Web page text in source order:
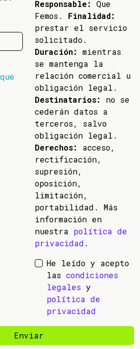
Responsable:
Que
Femos. Finalidad:
prestar el servicio
solicitado.
Duración:
mientras
se mantenga la
relación comercial u
obligación legal.
Destinatarios:
no se
cederán datos a
terceros, salvo
obligación legal.
Derechos:
acceso,
rectificación,
supresión,
oposición,
limitación,
portabilidad. Más
información en
nuestra política de
privacidad .
He leído y acepto
las condiciones
legales y
política de
privacidad
Enviar